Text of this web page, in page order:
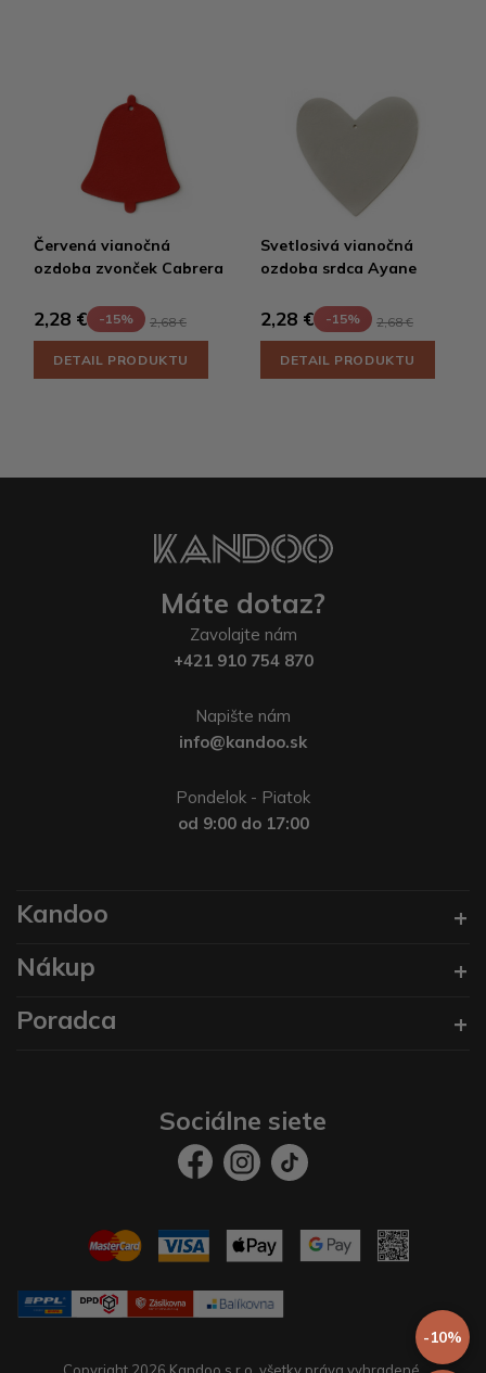
Červená vianočná
ozdoba zvonček Cabrera
2,28 € -15% 2,68 €
DETAIL PRODUKTU
Svetlosivá vianočná
ozdoba srdca Ayane
2,28 € -15% 2,68 €
DETAIL PRODUKTU
-10%
Máte dotaz?
Zavolajte nám
+421 910 754 870
Napište nám
info@kandoo.sk
Pondelok - Piatok
od 9:00 do 17:00
Kandoo
Nákup
Poradca
Sociálne siete
Copyright 2026 Kandoo s.r.o. všetky práva vyhradené.